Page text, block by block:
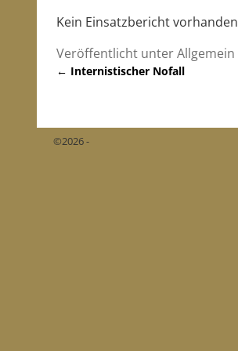
Kein Einsatzbericht vorhanden
Veröffentlicht unterAllgemein
← Internistischer Nofall
©2026 -